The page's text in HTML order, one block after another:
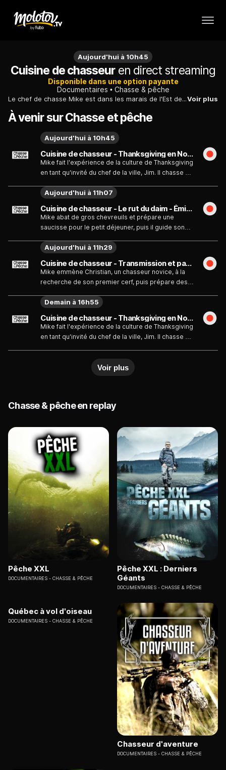
Aujourd'hui à 10h45
Cuisine de chasseuren direct streaming
Disponible dans une option payante
Documentaires
Chasse & pêche
Le chef de chasse Mike est dans les marais de l'Est de l'Angleterre pour aider des amis à terminer un abattage de cerfs d'eau chinois.Voir plus
À venir sur Chasse et pêche
Cuisine de chasseur - Thanksgiving en Nouvelle Angleterre - Émission du lundi 10 août
Mike fait l'expérience de la culture de Thanksgiving
en tant qu'invité du chef de la ville, Jim. Il chasse et
qu'invité de son nouvel ami Matt et de sa jeune
famille. Mike désosse et farcit une dinde pour la
fumer à chaud, et crée une entrée Carpaccio pour
les célébrations familiales de Jim.
Aujourd'hui à 10h45
Cuisine de chasseur - Le rut du daim - Émission du lundi 10 août
Mike abat de gros chevreuils et prépare une
saucisse pour le petit déjeuner, puis il guide son
gros chevreuils, avant de faire un festin pour le
Aujourd'hui à 11h07
Cuisine de chasseur - Transmission et partage - Émission du lundi 10 août
Mike emmène Christian, un chasseur novice, à la
recherche de son premier cerf, puis prépare des
les dégâts causés par les sangliers dans une
pour les sangliers.
Aujourd'hui à 11h29
Cuisine de chasseur - Thanksgiving en Nouvelle Angleterre - Émission du mardi 11 août
Mike fait l'expérience de la culture de Thanksgiving
en tant qu'invité du chef de la ville, Jim. Il chasse et
qu'invité de son nouvel ami Matt et de sa jeune
famille. Mike désosse et farcit une dinde pour la
fumer à chaud, et crée une entrée Carpaccio pour
Demain à 16h55
Voir plus
Chasse & pêche en replay
Pêche XXL
DOCUMENTAIRES CHASSE & PÊCHE
Pêche XXL : Derniers
Géants
DOCUMENTAIRES CHASSE & PÊCHE
Québec à vol d'oiseau
DOCUMENTAIRES CHASSE & PÊCHE
Chasseur d'aventure
DOCUMENTAIRES CHASSE & PÊCHE